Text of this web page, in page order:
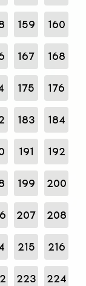
159 160
167 168
175 176
183 184
191 192
199 200
207 208
215 216
223 224